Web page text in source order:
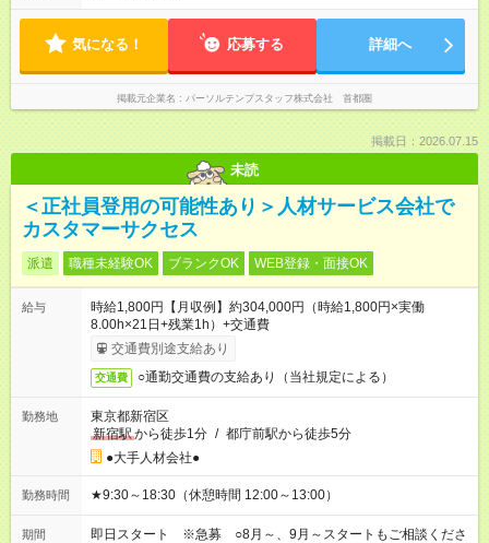
気になる！ 応募する 詳細へ
掲載元企業名 パーソルテンプスタッフ株式会社 首都圏
掲載日：2026.07.15
未読
＜正社員登用の可能性あり＞人材サービス会社で
カスタマーサクセス
派遣 職種未経験OK ブランクOK WEB登録・面接OK
給与
時給1,800円【月収例】約304,000円（時給1,800円×実働
8.00h×21日+残業1h）+交通費
交通費別途支給あり
交通費 ○通勤交通費の支給あり（当社規定による）
勤務地
東京都新宿区
新宿駅から徒歩1分 / 都庁前駅から徒歩5分
●大手人材会社●
勤務時間 ★9:30～18:30（休憩時間 12:00～13:00）
期間
即日スタート ※急募 ○8月～、9月～スタートもご相談くださ